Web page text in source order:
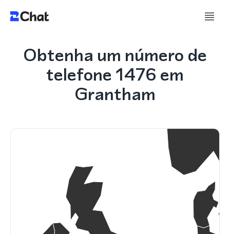
Obtenha um número de
telefone 1476 em
Grantham